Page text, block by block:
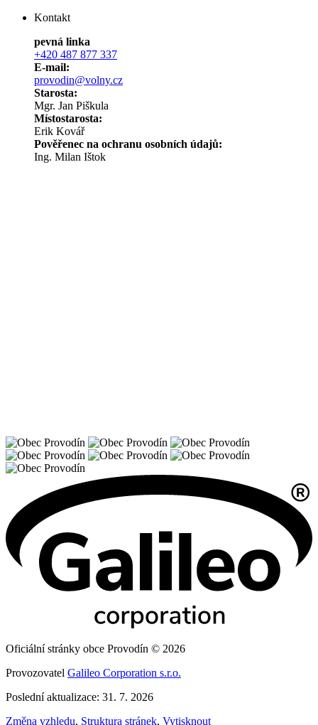
Kontakt
pevná linka
+420 487 877 337
E-mail:
provodin@volny.cz
Starosta:
Mgr. Jan Piškula
Místostarosta:
Erik Kovář
Pověřenec na ochranu osobních údajů:
Ing. Milan Ištok
Oficiální stránky obce Provodín © 2026
Provozovatel Galileo Corporation s.r.o.
Poslední aktualizace: 31. 7. 2026
Změna vzhledu, Struktura stránek, Vytisknout